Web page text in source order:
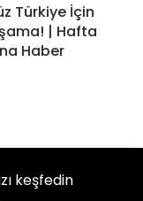
Türkiye İçin
| Hafta
Haber
keşfedin